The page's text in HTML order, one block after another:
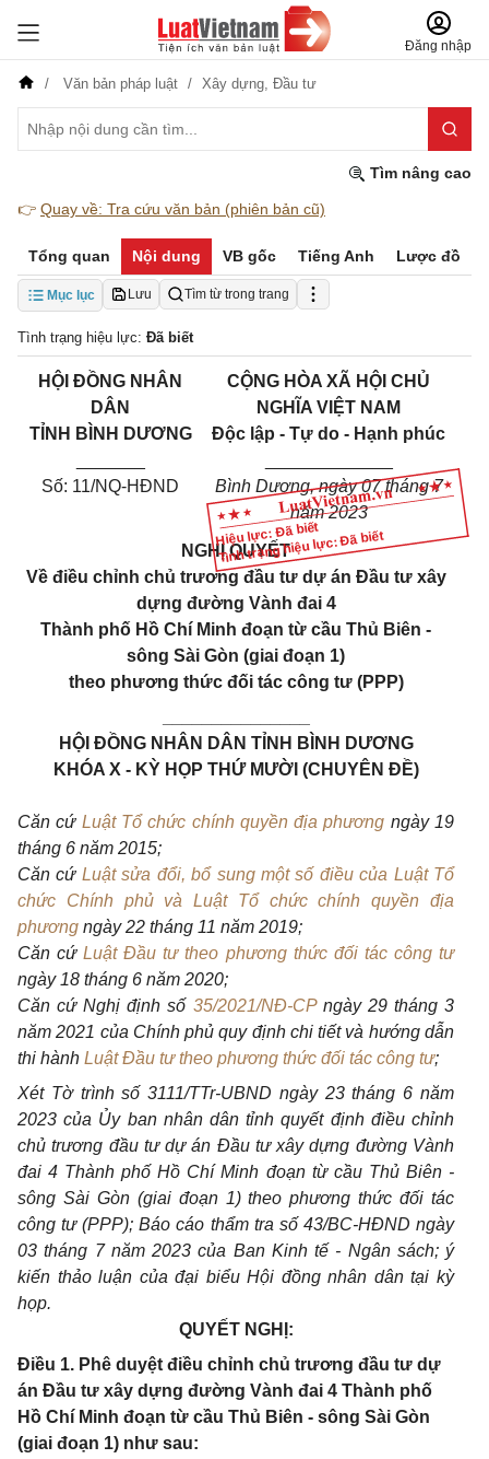
Đăng nhập
Văn bản pháp luật Xây dựng, Đầu tư
Tìm nâng cao
👉 Quay về: Tra cứu văn bản (phiên bản cũ)
Tổng quan Nội dung VB gốc Tiếng Anh Lược đồ
Mục lục Lưu Tìm từ trong trang
Tình trạng hiệu lực: Đã biết
Hiệu lực: Đã biết
Tình trạng hiệu lực: Đã biết
HỘI ĐỒNG NHÂN
DÂN
TỈNH BÌNH DƯƠNG
Số: 11/NQ-HĐND
CỘNG HÒA XÃ HỘI CHỦ
NGHĨA VIỆT NAM
Độc lập - Tự do - Hạnh phúc
Bình Dương, ngày 07 tháng 7
năm 2023
NGHỊ QUYẾT
Về điều chỉnh chủ trương đầu tư dự án Đầu tư xây
dựng đường Vành đai 4
Thành phố Hồ Chí Minh đoạn từ cầu Thủ Biên -
sông Sài Gòn (giai đoạn 1)
theo phương thức đối tác công tư (PPP)
HỘI ĐỒNG NHÂN DÂN TỈNH BÌNH DƯƠNG
KHÓA X - KỲ HỌP THỨ MƯỜI (CHUYÊN ĐỀ)
Căn cứ Luật Tổ chức chính quyền địa phương ngày 19
tháng 6 năm 2015;
Căn cứ Luật sửa đổi, bổ sung một số điều của Luật Tổ
chức Chính phủ và Luật Tổ chức chính quyền địa
phương ngày 22 tháng 11 năm 2019;
Căn cứLuật Đầu tư theo phương thức đối tác công tư
ngày 18 tháng 6 năm 2020;
Căn cứ Nghị định số 35/2021/NĐ-CPngày 29 tháng 3
năm 2021 của Chính phủ quy định chi tiết và hướng dẫn
thi hành Luật Đầu tư theo phương thức đối tác công tư;
Xét Tờ trình số 3111/TTr-UBND ngày 23 tháng 6 năm
2023 của Ủy ban nhân dân tỉnh quyết định điều chỉnh
chủ trương đầu tư dự án Đầu tư xây dựng đường Vành
đai 4 Thành phố Hồ Chí Minh đoạn từ cầu Thủ Biên -
sông Sài Gòn (giai đoạn 1) theo phương thức đối tác
công tư (PPP); Báo cáo thẩm tra số 43/BC-HĐND ngày
03 tháng 7 năm 2023 của Ban Kinh tế - Ngân sách; ý
kiến thảo luận của đại biểu Hội đồng nhân dân tại kỳ
họp.
QUYẾT NGHỊ:
Điều 1. Phê duyệt điều chỉnh chủ trương đầu tư dự
án Đầu tư xây dựng đường Vành đai 4 Thành phố
Hồ Chí Minh đoạn từ cầu Thủ Biên - sông Sài Gòn
(giai đoạn 1) như sau: